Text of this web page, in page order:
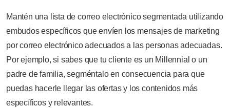
Mantén una lista de correo electrónico segmentada utilizando
embudos específicos que envíen los mensajes de marketing
por correo electrónico adecuados a las personas adecuadas.
Por ejemplo, si sabes que tu cliente es un Millennial o un
padre de familia, segméntalo en consecuencia para que
puedas hacerle llegar las ofertas y los contenidos más
específicos y relevantes.